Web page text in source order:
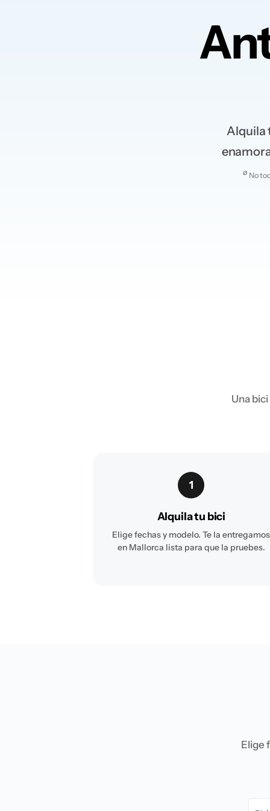
Alquila
Ø No
Una
1
Alquila tu bici
Elige fechas y modelo. Te la entregamos
en Mallorca lista para que la pruebes.
Elige